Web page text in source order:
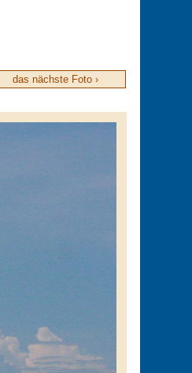
das nächste Foto ›